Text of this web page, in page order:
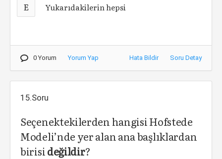
E Yukarıdakilerin hepsi
0 Yorum Yorum Yap Hata Bildir Soru Detay
15.Soru
Seçenektekilerden hangisi Hofstede
Modeli’nde yer alan ana başlıklardan
birisideğildir?